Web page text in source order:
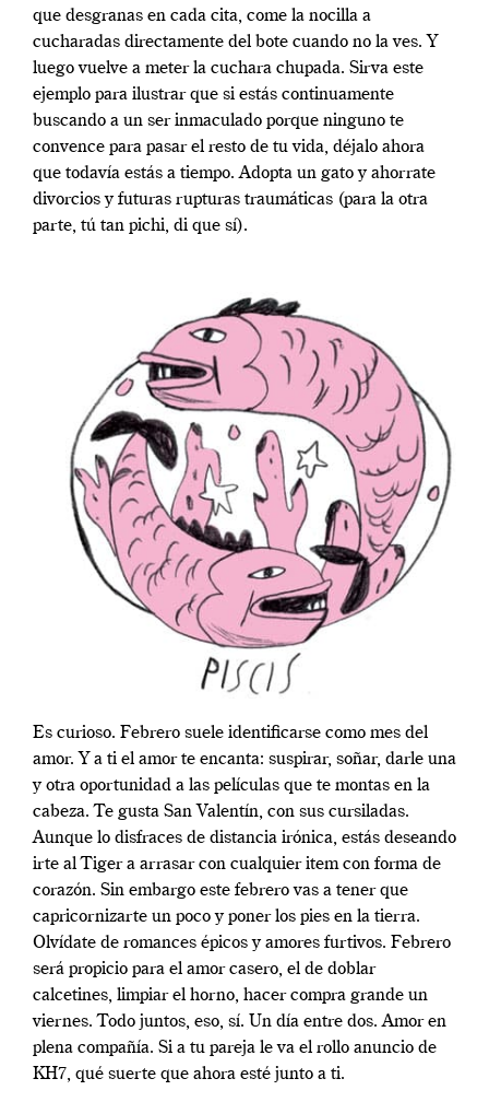
que desgranas en cada cita, come la nocilla a
cucharadas directamente del bote cuando no la ves. Y
luego vuelve a meter la cuchara chupada. Sirva este
ejemplo para ilustrar que si estás continuamente
buscando a un ser inmaculado porque ninguno te
convence para pasar el resto de tu vida, déjalo ahora
que todavía estás a tiempo. Adopta un gato y ahorrate
divorcios y futuras rupturas traumáticas (para la otra
parte, tú tan pichi, di que sí).
Es curioso. Febrero suele identificarse como mes del
amor. Y a ti el amor te encanta: suspirar, soñar, darle una
y otra oportunidad a las películas que te montas en la
cabeza. Te gusta San Valentín, con sus cursiladas.
Aunque lo disfraces de distancia irónica, estás deseando
irte al Tiger a arrasar con cualquier item con forma de
corazón. Sin embargo este febrero vas a tener que
capricornizarte un poco y poner los pies en la tierra.
Olvídate de romances épicos y amores furtivos. Febrero
será propicio para el amor casero, el de doblar
calcetines, limpiar el horno, hacer compra grande un
viernes. Todo juntos, eso, sí. Un día entre dos. Amor en
plena compañía. Si a tu pareja le va el rollo anuncio de
KH7, qué suerte que ahora esté junto a ti.